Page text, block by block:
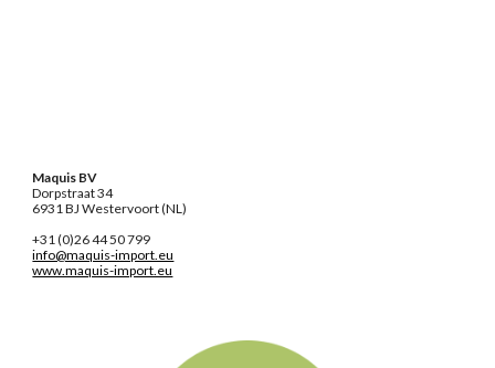
Maquis BV
Dorpstraat 34
6931 BJ Westervoort (NL)
+31 (0)26 44 50 799
info@maquis-import.eu
www.maquis-import.eu